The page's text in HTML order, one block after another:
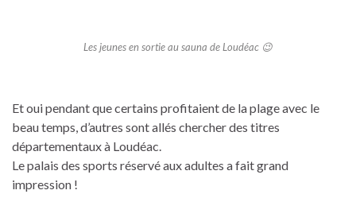
Les jeunes en sortie au sauna de Loudéac 😉
Et oui pendant que certains profitaient de la plage avec le
beau temps, d’autres sont allés chercher des titres
départementaux à Loudéac.
Le palais des sports réservé aux adultes a fait grand
impression !